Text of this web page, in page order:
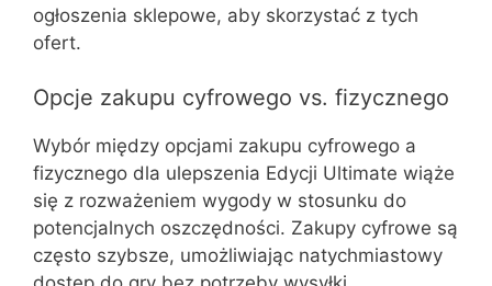
ogłoszenia sklepowe, aby skorzystać z tych
ofert.
Opcje zakupu cyfrowego vs. fizycznego
Wybór między opcjami zakupu cyfrowego a
fizycznego dla ulepszenia Edycji Ultimate wiąże
się z rozważeniem wygody w stosunku do
potencjalnych oszczędności. Zakupy cyfrowe są
często szybsze, umożliwiając natychmiastowy